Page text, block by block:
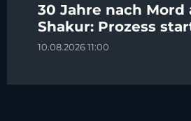
30 Jahre nach Mord
Shakur: Prozess
10.08.2026 11:00